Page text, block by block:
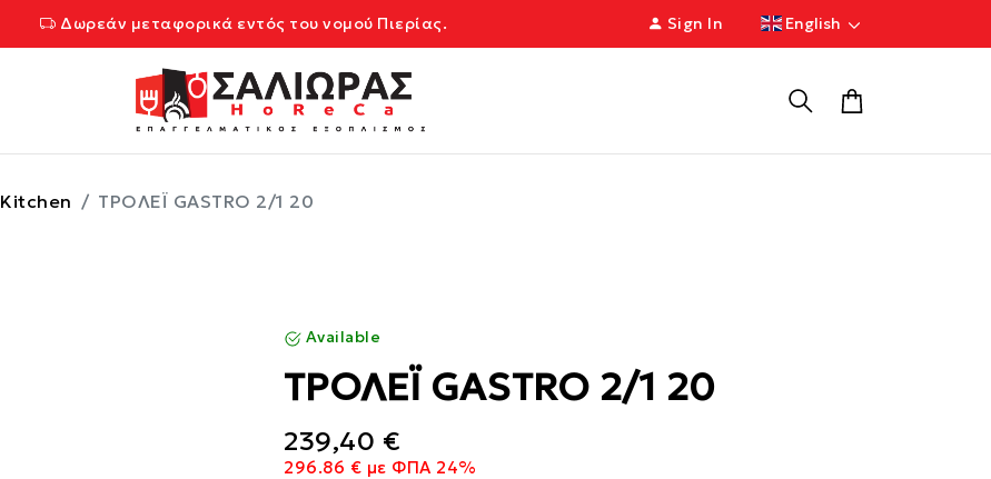
Δωρεάν μεταφορικά εντός του νομού Πιερίας. Sign In English
Kitchen ΤΡΟΛΕΪ GASTRO 2/1 20
Available
ΤΡΟΛΕΪ GASTRO 2/1 20
239,40 €
296.86 € με ΦΠΑ 24%